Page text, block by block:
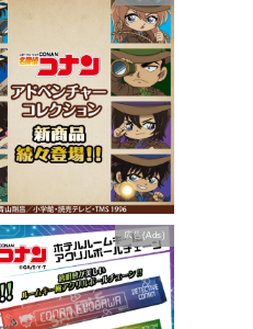
広告(Ads)